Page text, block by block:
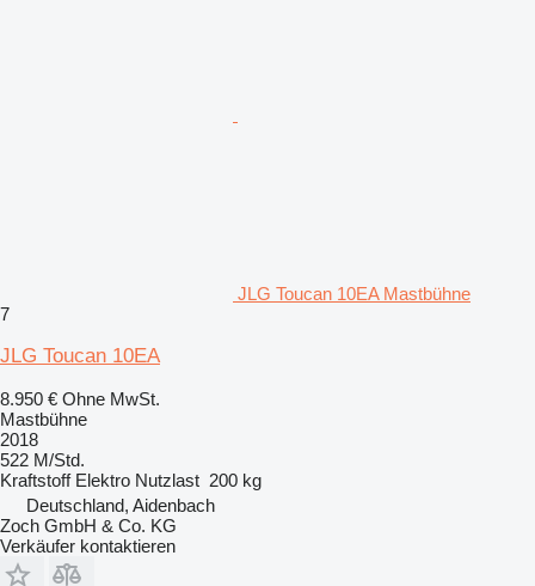
JLG Toucan 10EA Mastbühne
7
JLG Toucan 10EA
8.950 € Ohne MwSt.
Mastbühne
2018
522 M/Std.
Kraftstoff Elektro Nutzlast 200 kg
Deutschland, Aidenbach
Zoch GmbH & Co. KG
Verkäufer kontaktieren